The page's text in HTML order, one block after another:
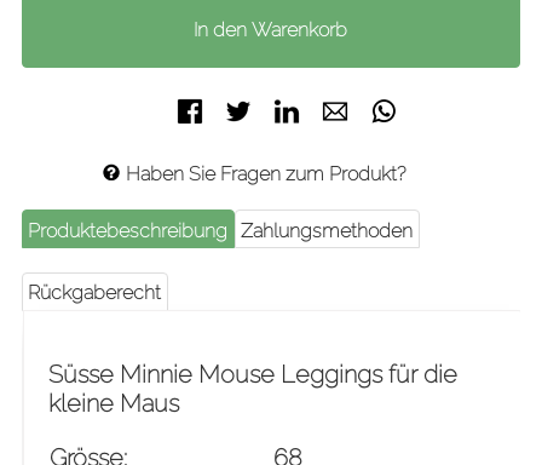
FacebookTwitterLinkedIn
E-mail
Haben Sie Fragen zum Produkt?
Produktebeschreibung Zahlungsmethoden
Rückgaberecht
Süsse Minnie Mouse Leggings für die
kleine Maus
Grösse:
68